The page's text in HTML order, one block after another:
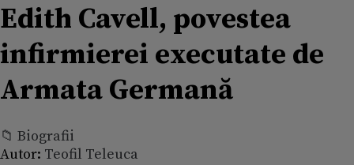
Edith Cavell, povestea
infirmierei executate de
Armata Germană
📁 Biografii
Autor: Teofil Teleuca